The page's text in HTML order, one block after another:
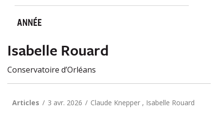
ANNÉE
Isabelle Rouard
Conservatoire d’Orléans
Articles 3 avr. 2026 Claude Knepper , Isabelle Rouard